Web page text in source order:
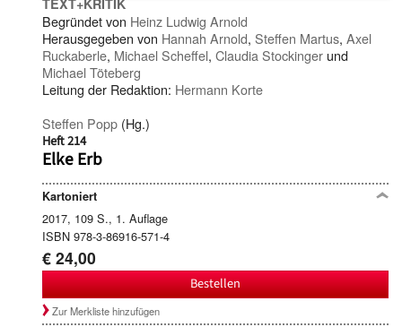
Begründet von Heinz Ludwig Arnold
Herausgegeben von Hannah Arnold, Steffen Martus, Axel
Ruckaberle, Michael Scheffel, Claudia Stockinger und
Michael Töteberg
Leitung der Redaktion: Hermann Korte
Steffen Popp (Hg.)
Heft 214
Elke Erb
Kartoniert
2017, 109 S., 1. Auflage
ISBN 978-3-86916-571-4
€ 24,00
Bestellen
Zur Merkliste hinzufügen